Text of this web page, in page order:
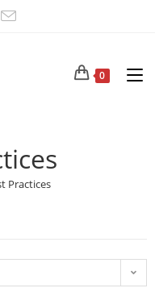
0
Practices